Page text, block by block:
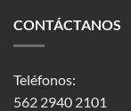
CONTÁCTANOS
Teléfonos:
562 2940 2101